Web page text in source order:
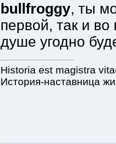
bullfroggy, ты
первой, так и во
душе угодно
Historia est magistra
История-наставница